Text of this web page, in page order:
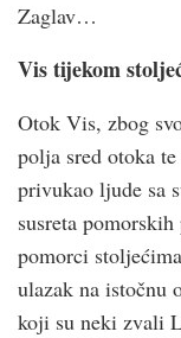
Zaglav…
Vis tijekom
Otok Vis, zbog
polja sred otoka
privukao ljude sa
susreta
pomorci
ulazak na istočnu
koji su neki zvali